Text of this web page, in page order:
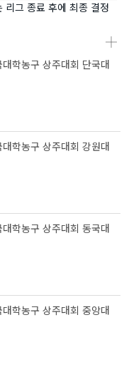
그 종료 후에 최종 결정
┼
학농구 상주대회 단국대
학농구 상주대회 강원대
학농구 상주대회 동국대
학농구 상주대회 중앙대